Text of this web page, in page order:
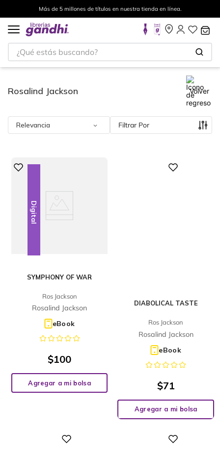
Más de 5 millones de títulos en nuestra tienda en línea.
¿Qué estás buscando?
Rosalind Jackson Volver
Relevancia Filtrar
Digital
SYMPHONY OF WAR
Ros Jackson
Rosalind Jackson
eBook
$100
Agregar a mi bolsa
DIABOLICAL TASTE
Ros Jackson
Rosalind Jackson
eBook
$71
Agregar a mi bolsa